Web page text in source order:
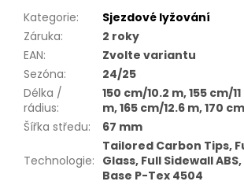
Kategorie:
Sjezdové lyžování
Záruka:
2 roky
EAN:
Zvolte variantu
Sezóna:
24/25
Délka /
rádius:
150 cm/10.2 m, 155 cm/
m, 165 cm/12.6 m, 170
Šířka středu: 67 mm
Technologie:
Tailored Carbon Tips,
Glass, Full Sidewall
Base P-Tex 4504